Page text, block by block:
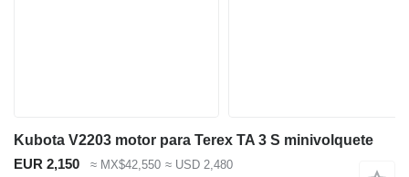
Kubota V2203 motor para Terex TA 3 S minivolquete
EUR 2,150
≈ MX$42,550 ≈ USD 2,480